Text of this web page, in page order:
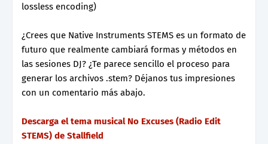
lossless encoding)
¿Crees que Native Instruments STEMS es un formato de
futuro que realmente cambiará formas y métodos en
las sesiones DJ? ¿Te parece sencillo el proceso para
generar los archivos .stem? Déjanos tus impresiones
con un comentario más abajo.
Descarga el tema musical No Excuses (Radio Edit
STEMS) de Stallfield